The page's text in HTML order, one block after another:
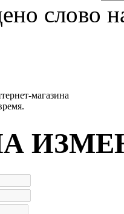
слово
магазина